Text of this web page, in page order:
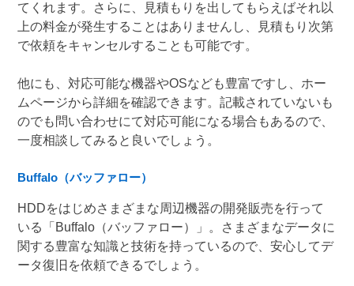
てくれます。さらに、見積もりを出してもらえばそれ以
上の料金が発生することはありませんし、見積もり次第
で依頼をキャンセルすることも可能です。
他にも、対応可能な機器やOSなども豊富ですし、ホー
ムページから詳細を確認できます。記載されていないも
のでも問い合わせにて対応可能になる場合もあるので、
一度相談してみると良いでしょう。
Buffalo（バッファロー）
HDDをはじめさまざまな周辺機器の開発販売を行って
いる「Buffalo（バッファロー）」。さまざまなデータに
関する豊富な知識と技術を持っているので、安心してデ
ータ復旧を依頼できるでしょう。